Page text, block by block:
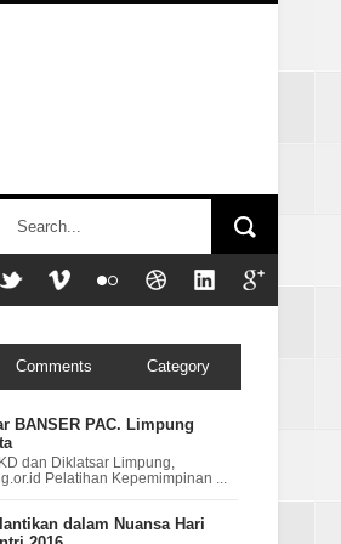
Comments Category
BANSER PAC. Limpung
dan Diklatsar Limpung,
Pelatihan Kepemimpinan ...
dalam Nuansa Hari